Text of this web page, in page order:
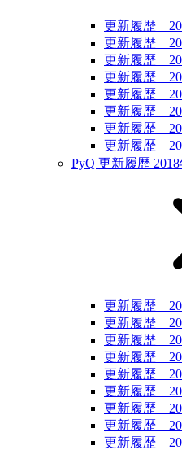
更新履歴
更新履歴
更新履歴
更新履歴
更新履歴
更新履歴
更新履歴
更新履歴
PyQ 更新履歴
更新履歴
更新履歴
更新履歴
更新履歴
更新履歴
更新履歴
更新履歴
更新履歴
更新履歴